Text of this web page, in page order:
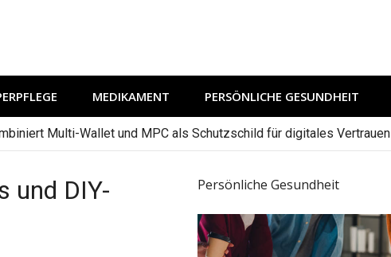
MEDIKAMENT PERSÖNLICHE GESUNDHEIT
Multi-Wallet und MPC als Schutzschild für digitales Vertrauen
und DIY-
Persönliche Gesundheit